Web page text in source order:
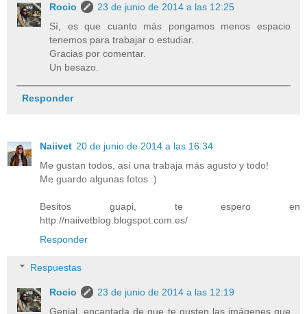
Rocio
23 de junio de 2014 a las 12:25
Sí, es que cuanto más pongamos menos espacio
tenemos para trabajar o estudiar.
Gracias por comentar.
Un besazo.
Responder
Naiivet 20 de junio de 2014 a las 16:34
Me gustan todos, así una trabaja más agusto y todo!
Me guardo algunas fotos :)
Besitos guapi, te espero en
http://naiivetblog.blogspot.com.es/
Responder
Respuestas
Rocio
23 de junio de 2014 a las 12:19
Genial, encantada de que te gusten las imágenes que